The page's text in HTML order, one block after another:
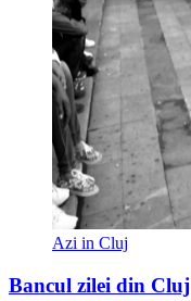
Azi in Cluj
Bancul zilei din Cluj